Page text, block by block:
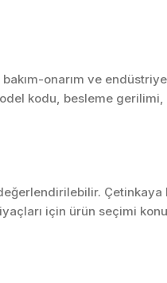
onarım ve
kodu, besleme gerilimi,
için ürün seçimi